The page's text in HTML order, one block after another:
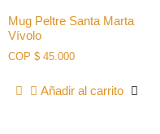
Mug Peltre Santa Marta
Vívolo
COP $ 45.000
Añadir al carrito